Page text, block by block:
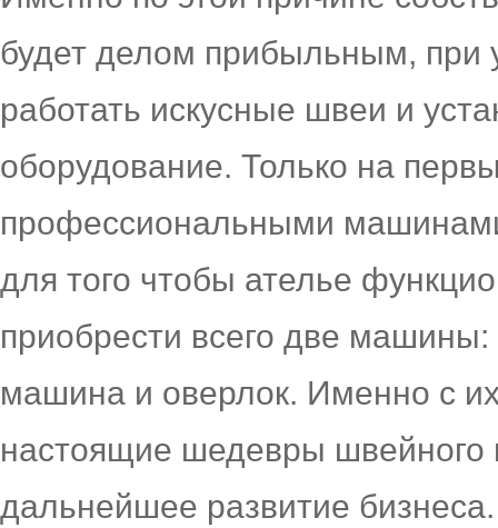
будет делом прибыльным, при
работать искусные швеи и
оборудование. Только на
профессиональными
для того чтобы ателье
приобрести всего две
машина и оверлок. Именно с
настоящие шедевры швейного
дальнейшее развитие бизнеса.